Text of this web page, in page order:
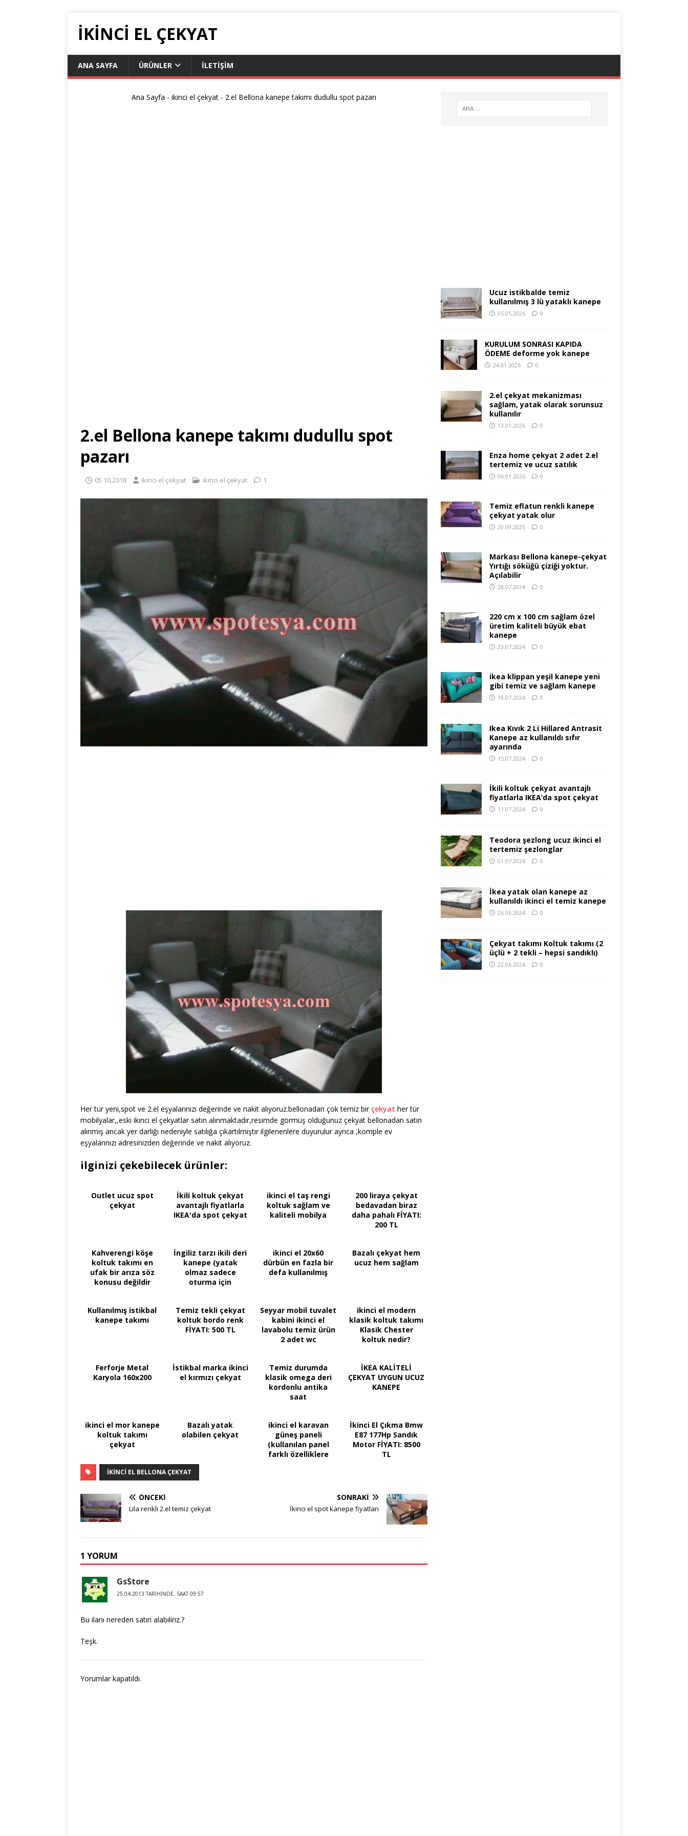
IKINCI EL ÇEKYAT
ANA SAYFA ÜRÜNLER İLETIŞIM
Ana Sayfa -ikinci el çekyat - 2.el Bellona kanepe takımı dudullu spot pazarı
2.el Bellona kanepe takımı dudullu spot
pazarı
05.10.2018 ikinci el çekyat ikinci el çekyat 1
Her tür yeni,spot ve 2.el eşyalarınızı değerinde ve nakit alıyoruz.bellonadan çok temiz bir çekyat her tür
mobilyalar,,eski ikinci el çekyatlar satın alınmaktadır,resimde görmüş olduğunuz çekyat bellonadan satın
alınmış ancak yer darlığı nedeniyle satılığa çıkartılmıştır ilgilenenlere duyurulur ayrıca ,komple ev
eşyalarınızı adresinizden değerinde ve nakit alıyoruz.
ilginizi çekebilecek ürünler:
Outlet ucuz spot
çekyat
İkili koltuk çekyat
avantajlı fiyatlarla
IKEA'da spot çekyat
ikinci el taş rengi
koltuk sağlam ve
kaliteli mobilya
200 liraya çekyat
bedavadan biraz
daha pahalı FİYATI:
200 TL
Kahverengi köşe
koltuk takımı en
ufak bir arıza söz
konusu değildir
İngiliz tarzı ikili deri
kanepe (yatak
olmaz sadece
oturma için
ikinci el 20x60
dürbün en fazla bir
defa kullanılmış
Bazalı çekyat hem
ucuz hem sağlam
Kullanılmış istikbal
kanepe takımı
Temiz tekli çekyat
koltuk bordo renk
FİYATI: 500 TL
Seyyar mobil tuvalet
kabini ikinci el
lavabolu temiz ürün
2 adet wc
ikinci el modern
klasik koltuk takımı
Klasik Chester
koltuk nedir?
Ferforje Metal
Karyola 160x200
İstikbal marka ikinci
el kırmızı çekyat
Temiz durumda
klasik omega deri
kordonlu antika
saat
İKEA KALİTELİ
ÇEKYAT UYGUN UCUZ
KANEPE
ikinci el mor kanepe
koltuk takımı
çekyat
Bazalı yatak
olabilen çekyat
ikinci el karavan
güneş paneli
(kullanılan panel
farklı özelliklere
İkinci El Çıkma Bmw
E87 177Hp Sandık
Motor FİYATI: 8500
TL
IKINCI EL BELLONA ÇEKYAT
ÖNCEKI
Lila renkli 2.el temiz çekyat
SONRAKI
İkinci el spot kanepe fiyatları
1 YORUM
GsStore
25.04.2013 TARIHINDE, SAAT 09:57
Bu ilanı nereden satın alabiliriz.?
Teşk.
Yorumlar kapatıldı.
Ucuz istikbalde temiz
kullanılmış 3 lü yataklı kanepe
05.05.2026 0
KURULUM SONRASI KAPIDA
ÖDEME deforme yok kanepe
24.01.2026 0
2.el çekyat mekanizması
sağlam, yatak olarak sorunsuz
kullanılır
13.01.2026 0
Enza home çekyat 2 adet 2.el
tertemiz ve ucuz satılık
06.01.2026 0
Temiz eflatun renkli kanepe
çekyat yatak olur
20.09.2025 0
Markası Bellona kanepe-çekyat
Yırtığı söküğü çiziği yoktur.
Açılabilir
28.07.2024 0
220 cm x 100 cm sağlam özel
üretim kaliteli büyük ebat
kanepe
23.07.2024 0
ikea klippan yeşil kanepe yeni
gibi temiz ve sağlam kanepe
19.07.2024 0
Ikea Kıvık 2 Li Hillared Antrasit
Kanepe az kullanıldı sıfır
ayarında
15.07.2024 0
İkili koltuk çekyat avantajlı
fiyatlarla IKEA’da spot çekyat
11.07.2024 0
Teodora şezlong ucuz ikinci el
tertemiz şezlonglar
01.07.2024 0
İkea yatak olan kanepe az
kullanıldı ikinci el temiz kanepe
26.06.2024 0
Çekyat takımı Koltuk takımı (2
üçlü + 2 tekli – hepsi sandıklı)
22.06.2024 0